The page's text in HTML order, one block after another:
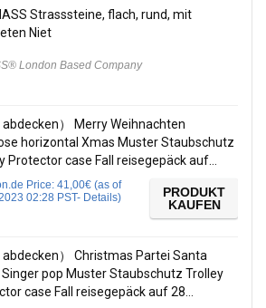
Strasssteine, flach, rund, mit
Niet
London Based Company
abdecken） Merry Weihnachten
horizontal Xmas Muster Staubschutz
Protector case Fall reisegepäck auf…
Price: 41,00€ (as of
02:28 PST- Details)
PRODUKT
KAUFEN
abdecken） Christmas Partei Santa
Singer pop Muster Staubschutz Trolley
case Fall reisegepäck auf 28…